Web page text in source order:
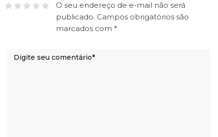
O seu endereço de e-mail não será
publicado. Campos obrigatórios são
marcados com *